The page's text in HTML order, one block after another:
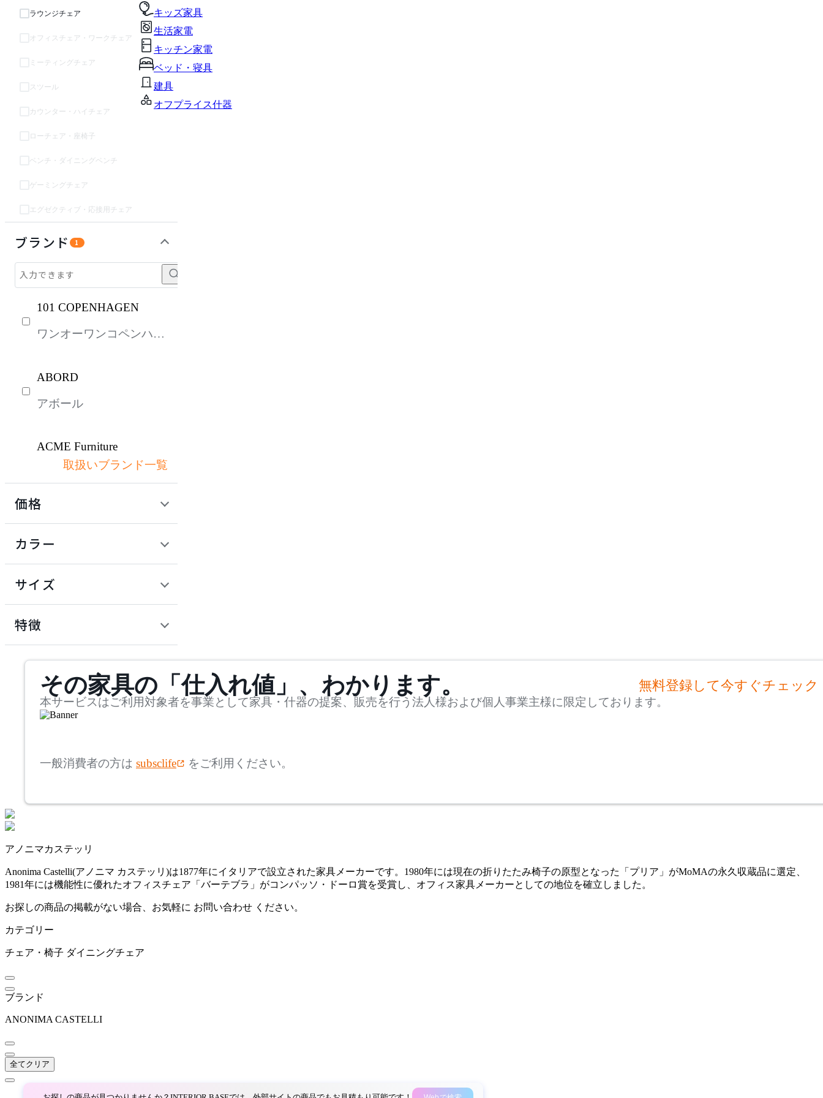
キッズ家具
生活家電
キッチン家電
ベッド・寝具
建具
オフプライス什器
ラウンジチェア
オフィスチェア・ワークチェア
ミーティングチェア
スツール
カウンター・ハイチェア
ローチェア・座椅子
ベンチ・ダイニングベンチ
ゲーミングチェア
エグゼクティブ・応接用チェア
ブランド 1
101 COPENHAGEN
ワンオーワンコペンハー
ABORD
アボール
ACME Furniture
アクメファニチャー
アダル
ADAL TOTAL INTERIOR
アコレクション
アドレス
アリアケ
arper
アルペール
artek
ARUNAi
取扱いブランド一覧
価格
カラー
サイズ
mm
検索
~
~
特徴
その家具の「仕入れ値」、わかります。 無料登録して今すぐチェック
本サービスはご利用対象者を事業として家具・什器の提案、販売を行う法人様および個人事業主様に限定しております。
一般消費者の方は subsclife をご利用ください。
アノニマカステッリ
Anonima Castelli(アノニマ カステッリ)は1877年にイタリアで設立された家具メーカーです。1980年には現在の折りたたみ椅子の原型となった「プリア」がMoMAの永久収蔵品に選定、
1981年には機能性に優れたオフィスチェア「バーテブラ」がコンパッソ・ドーロ賞を受賞し、オフィス家具メーカーとしての地位を確立しました。
お探しの商品の掲載がない場合、お気軽に お問い合わせ ください。
カテゴリー
チェア・椅子 ダイニングチェア
ブランド
ANONIMA CASTELLI
全てクリア